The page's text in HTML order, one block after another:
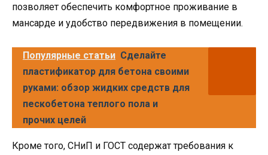
позволяет обеспечить комфортное проживание в
мансарде и удобство передвижения в помещении.
Популярные статьи Сделайте
пластификатор для бетона своими
руками: обзор жидких средств для
пескобетона теплого пола и
прочих целей
Кроме того, СНиП и ГОСТ содержат требования к